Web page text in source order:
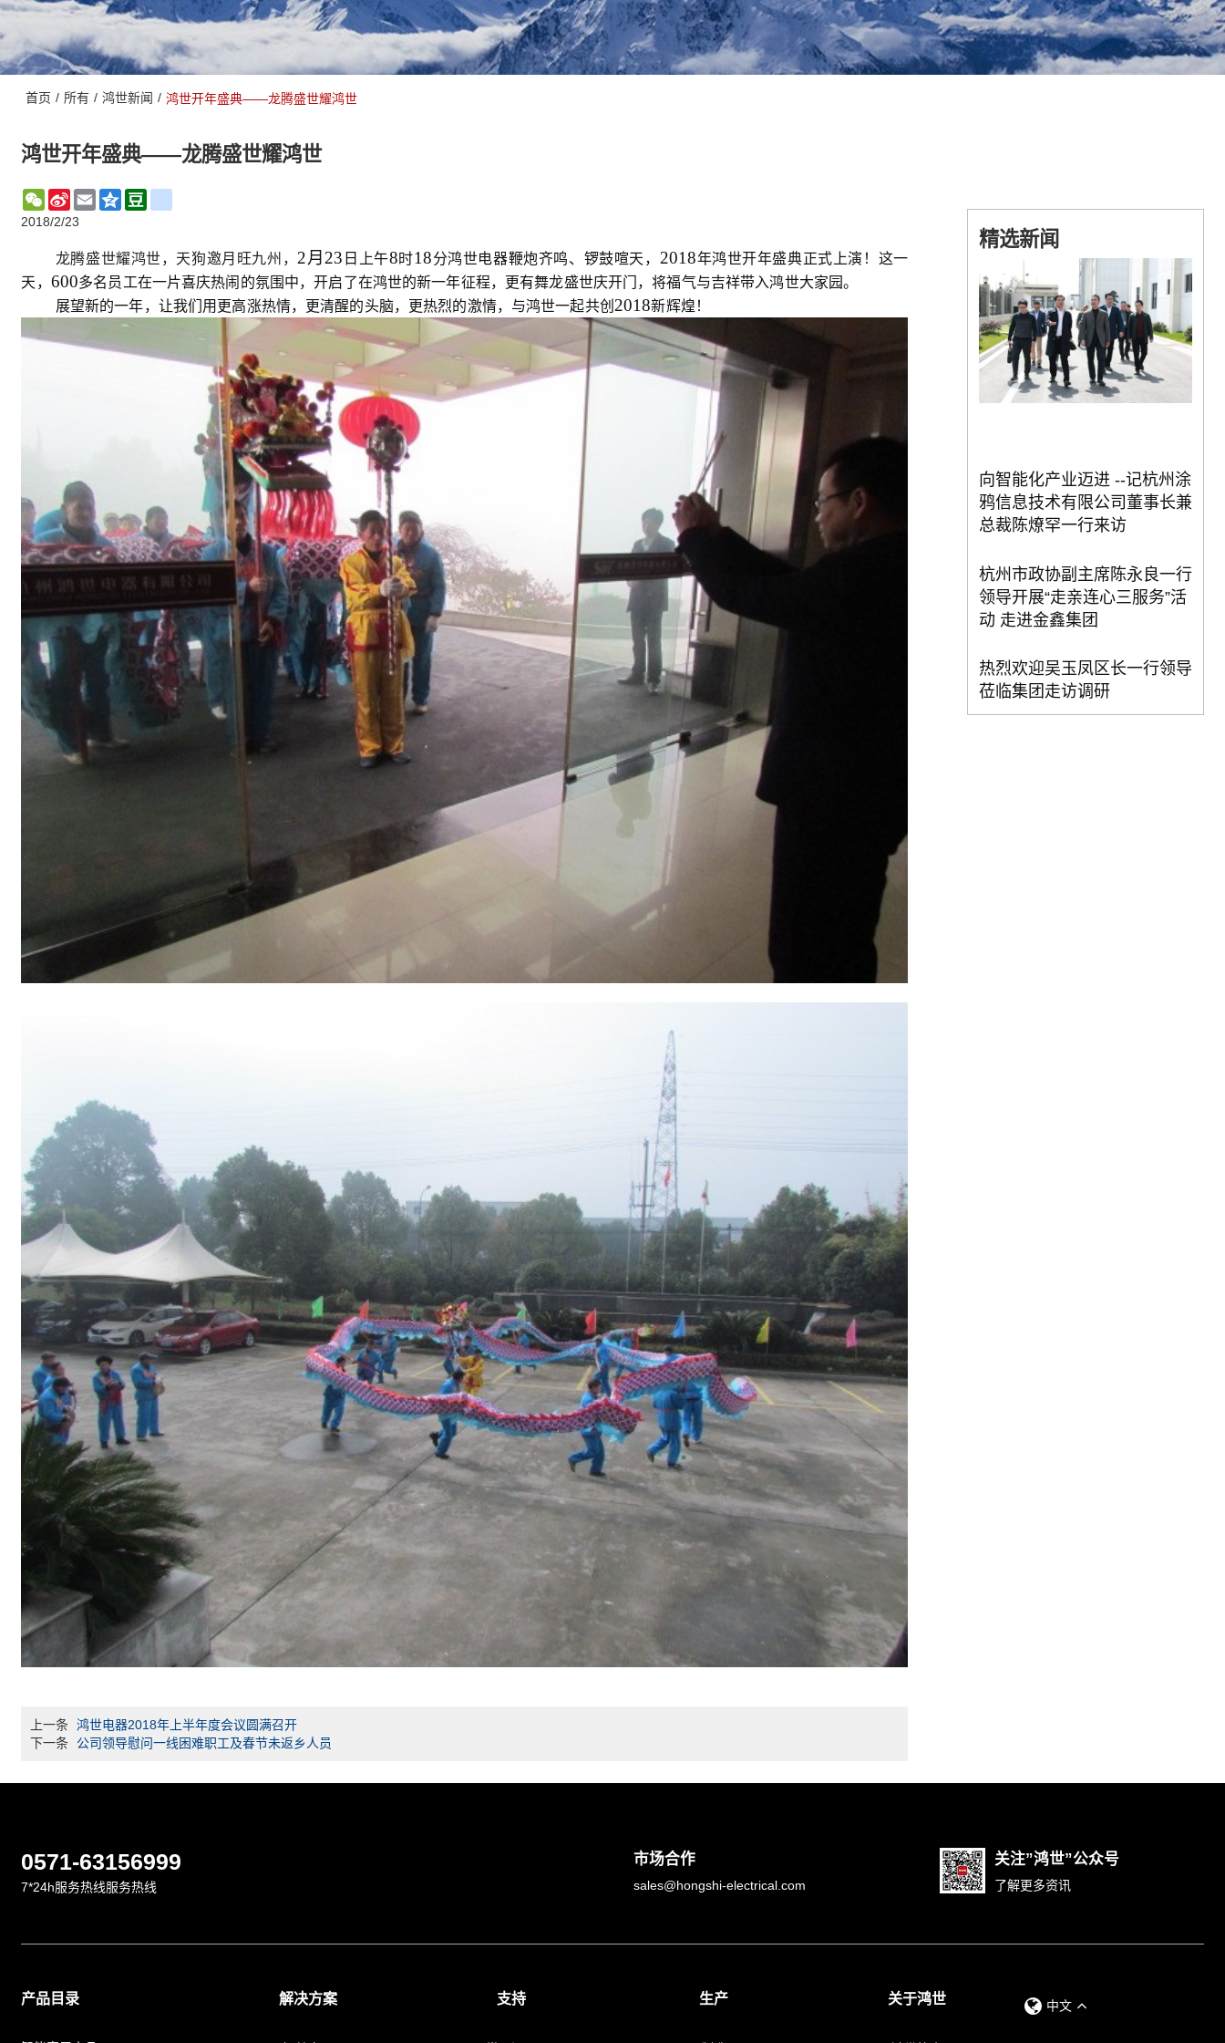
首页 / 所有 / 鸿世新闻 / 鸿世开年盛典——龙腾盛世耀鸿世
鸿世开年盛典——龙腾盛世耀鸿世
WeChat
Sina
Weibo
Email Qzone
2018/2/23
龙腾盛世耀鸿世，天狗邀月旺九州 ， 2月 23 日上午8时18分鸿世电器鞭炮齐鸣、锣鼓喧天， 2018年鸿世开年盛典正式上演！这一
天， 600多名员工在一片喜庆热闹的氛围中，开启了在鸿世的新一年征程，更有舞龙盛世庆开门，将福气与吉祥带入鸿世大家园。
展望新的一年，让我们用 更高涨热情， 更清醒的头脑， 更热烈的激情， 与鸿世一起共创 2018新辉煌！
上一条 鸿世电器2018年上半年度会议圆满召开
下一条
公司领导慰问一线困难职工及春节未返乡人员
精选新闻
向智能化产业迈进 --记杭州涂
鸦信息技术有限公司董事长兼
总裁陈燎罕一行来访
杭州市政协副主席陈永良一行
领导开展“走亲连心三服务”活
动 走进金鑫集团
热烈欢迎吴玉凤区长一行领导
莅临集团走访调研
0571-63156999
7*24h服务热线服务热线
市场合作
sales@hongshi-electrical.com
关注”鸿世”公众号
了解更多资讯
产品目录 解决方案 支持 生产 关于鸿世 中文